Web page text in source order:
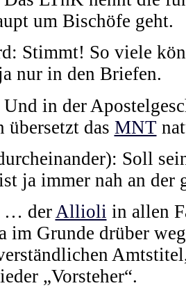
um Bischöfe geht.
Stimmt! So viele
nur in den Briefen.
in der
übersetzt das MNT
Soll
ja immer nah an der
… derAllioli in allen
im Grunde drüber
„Vorsteher“.